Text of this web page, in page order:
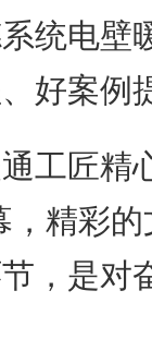
统电壁
好案例
匠精
，精彩
，是对